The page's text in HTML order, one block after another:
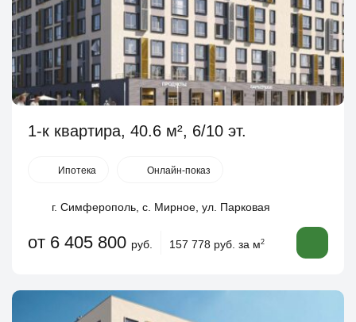
1-к квартира, 40.6 м², 6/10 эт.
Ипотека Онлайн-показ
г. Симферополь, с. Мирное, ул. Парковая
от 6 405 800 руб. 157 778 руб. за м2